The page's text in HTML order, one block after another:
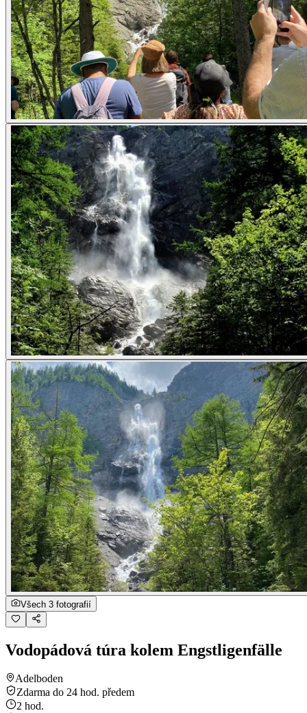
Všech 3 fotografií
Vodopádová túra kolem Engstligenfälle
Adelboden
Zdarma do 24 hod. předem
2 hod.